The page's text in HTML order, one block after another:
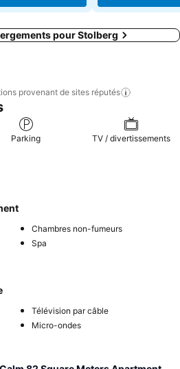
pour Stolberg
provenant de sites réputés
Parking TV / divertissements
Chambres non-fumeurs
Spa
Télévision par câble
Micro-ondes